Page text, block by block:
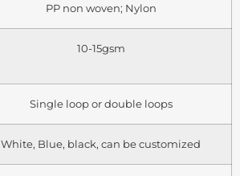
PP non woven; Nylon
10-15gsm
Single loop or double loops
White, Blue, black, can be customized